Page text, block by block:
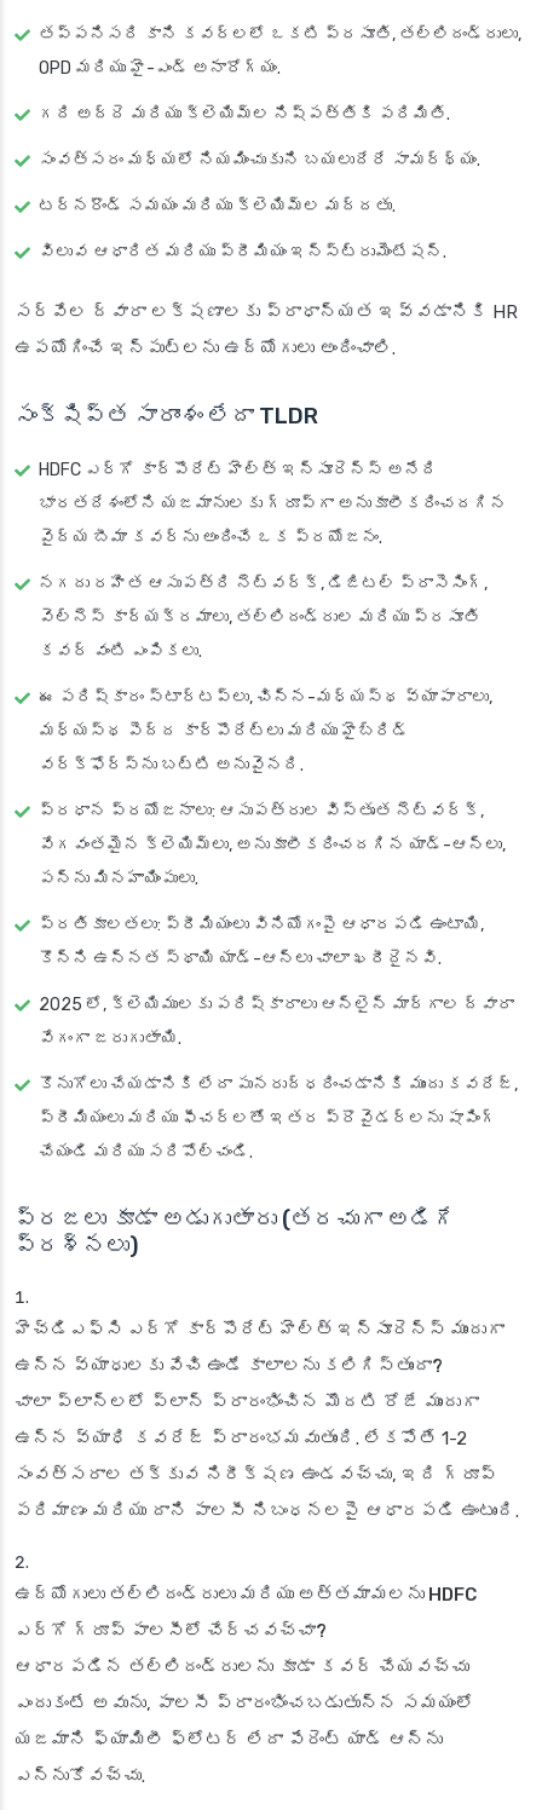
తప్పనిసరి కాని కవర్లలో ఒకటి ప్రసూతి, తల్లిదండ్రులు,
OPD మరియు హై-ఎండ్ అనారోగ్యం.
గది అద్దె మరియు క్లెయిమ్‌ల నిష్పత్తికి పరిమితి.
సంవత్సరం మధ్యలో నియమించుకుని బయలుదేరే సామర్థ్యం.
టర్నరౌండ్ సమయం మరియు క్లెయిమ్‌ల మద్దతు.
విలువ ఆధారిత మరియు ప్రీమియం ఇన్స్ట్రుమెంటేషన్.
సర్వేల ద్వారా లక్షణాలకు ప్రాధాన్యత ఇవ్వడానికి HR
ఉపయోగించే ఇన్‌పుట్‌లను ఉద్యోగులు అందించాలి.
సంక్షిప్త సారాంశం లేదా TLDR
HDFC ఎర్గో కార్పొరేట్ హెల్త్ ఇన్సూరెన్స్ అనేది
భారతదేశంలోని యజమానులకు గ్రూప్‌గా అనుకూలీకరించదగిన
వైద్య బీమా కవర్‌ను అందించే ఒక ప్రయోజనం.
నగదు రహిత ఆసుపత్రి నెట్‌వర్క్, డిజిటల్ ప్రాసెసింగ్,
వెల్‌నెస్ కార్యక్రమాలు, తల్లిదండ్రుల మరియు ప్రసూతి
కవర్ వంటి ఎంపికలు.
ఈ పరిష్కారం స్టార్టప్‌లు, చిన్న-మధ్యస్థ వ్యాపారాలు,
మధ్యస్థ పెద్ద కార్పొరేట్‌లు మరియు హైబ్రిడ్
వర్క్‌ఫోర్స్‌ను బట్టి అనువైనది.
ప్రధాన ప్రయోజనాలు: ఆసుపత్రుల విస్తృత నెట్‌వర్క్,
వేగవంతమైన క్లెయిమ్‌లు, అనుకూలీకరించదగిన యాడ్-ఆన్‌లు,
పన్ను మినహాయింపులు.
ప్రతికూలతలు: ప్రీమియంలు వినియోగంపై ఆధారపడి ఉంటాయి,
కొన్ని ఉన్నత స్థాయి యాడ్-ఆన్‌లు చాలా ఖరీదైనవి.
2025 లో, క్లెయిములకు పరిష్కారాలు ఆన్‌లైన్ మార్గాల ద్వారా
వేగంగా జరుగుతాయి.
కొనుగోలు చేయడానికి లేదా పునరుద్ధరించడానికి ముందు కవరేజ్,
ప్రీమియంలు మరియు ఫీచర్లతో ఇతర ప్రొవైడర్లను షాపింగ్
చేయండి మరియు సరిపోల్చండి.
ప్రజలు కూడా అడుగుతారు (తరచుగా అడిగే
ప్రశ్నలు)
హెచ్‌డిఎఫ్‌సి ఎర్గో కార్పొరేట్ హెల్త్ ఇన్సూరెన్స్ ముందుగా
ఉన్న వ్యాధులకు వేచి ఉండే కాలాలను కలిగిస్తుందా?
చాలా ప్లాన్‌లలో ప్లాన్ ప్రారంభించిన మొదటి రోజే ముందుగా
ఉన్న వ్యాధి కవరేజ్ ప్రారంభమవుతుంది. లేకపోతే 1-2
సంవత్సరాల తక్కువ నిరీక్షణ ఉండవచ్చు, ఇది గ్రూప్
పరిమాణం మరియు దాని పాలసీ నిబంధనలపై ఆధారపడి ఉంటుంది.
ఉద్యోగులు తల్లిదండ్రులు మరియు అత్తమామలను HDFC
ఎర్గో గ్రూప్ పాలసీలో చేర్చవచ్చా?
ఆధారపడిన తల్లిదండ్రులను కూడా కవర్ చేయవచ్చు
ఎందుకంటే అవును, పాలసీ ప్రారంభించబడుతున్న సమయంలో
యజమాని ఫ్యామిలీ ఫ్లోటర్ లేదా పేరెంట్ యాడ్ ఆన్‌ను
ఎన్నుకోవచ్చు.